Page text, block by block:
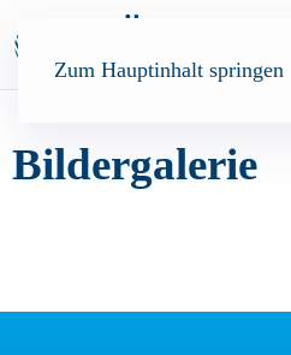
Zum Hauptinhalt springen
Bildergalerie